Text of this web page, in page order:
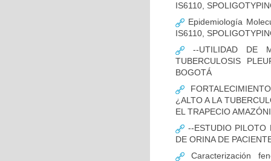
IS6110,
Epidemiología
IS6110,
--UTILIDAD DE
TUBERCULOSIS
BOGOTÁ
¿ALTO A LA
EL TRAPECIO
--ESTUDIO PILOTO
DE ORINA DE
Caracterización